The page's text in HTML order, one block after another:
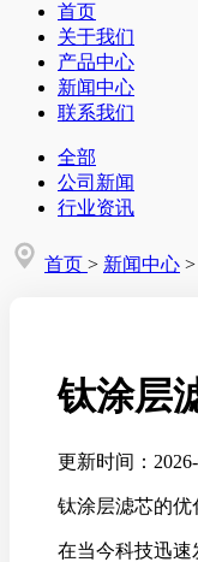
首页
关于我们
产品中心
新闻中心
联系我们
全部
公司新闻
行业资讯
首页 > 新闻中心 >
钛涂层
更新时间：
钛涂层滤芯的优
在当今科技迅